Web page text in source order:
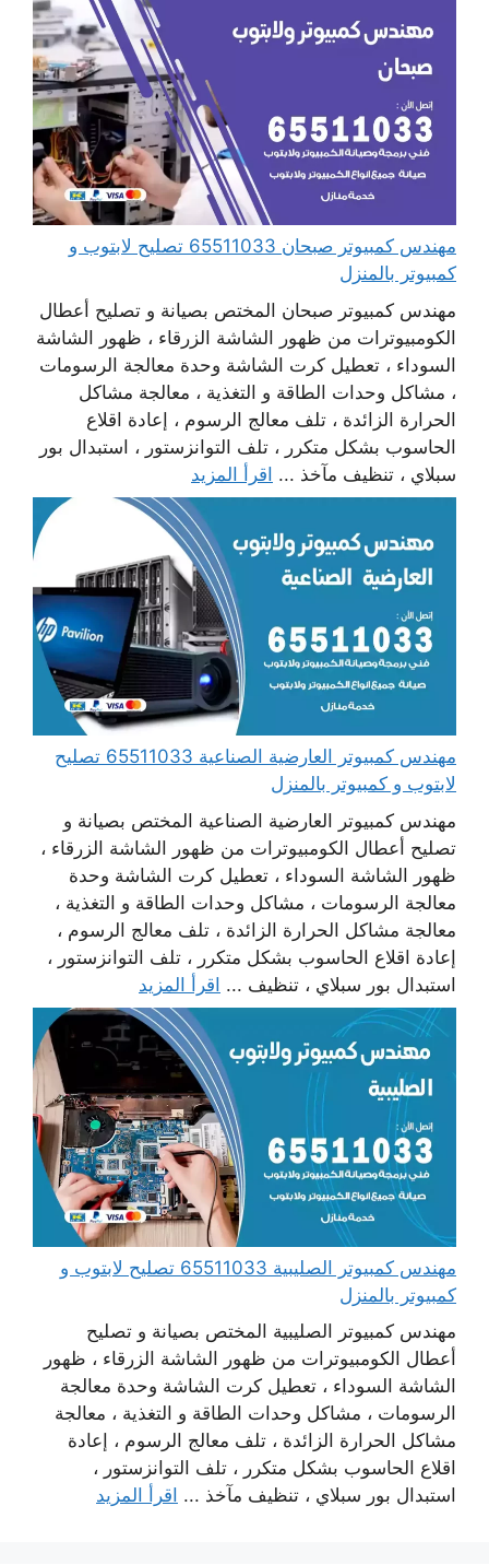
مهندس كمبيوتر صبحان 65511033 تصليح لابتوب و
كمبيوتر بالمنزل
مهندس كمبيوتر صبحان المختص بصيانة و تصليح أعطال
الكومبيوترات من ظهور الشاشة الزرقاء ، ظهور الشاشة
السوداء ، تعطيل كرت الشاشة وحدة معالجة الرسومات
، مشاكل وحدات الطاقة و التغذية ، معالجة مشاكل
الحرارة الزائدة ، تلف معالج الرسوم ، إعادة اقلاع
الحاسوب بشكل متكرر ، تلف التوانزستور ، استبدال بور
سبلاي ، تنظيف مآخذ ... اقرأ المزيد
مهندس كمبيوتر العارضية الصناعية 65511033 تصليح
لابتوب و كمبيوتر بالمنزل
مهندس كمبيوتر العارضية الصناعية المختص بصيانة و
تصليح أعطال الكومبيوترات من ظهور الشاشة الزرقاء ،
ظهور الشاشة السوداء ، تعطيل كرت الشاشة وحدة
معالجة الرسومات ، مشاكل وحدات الطاقة و التغذية ،
معالجة مشاكل الحرارة الزائدة ، تلف معالج الرسوم ،
إعادة اقلاع الحاسوب بشكل متكرر ، تلف التوانزستور ،
استبدال بور سبلاي ، تنظيف ... اقرأ المزيد
مهندس كمبيوتر الصليبية 65511033 تصليح لابتوب و
كمبيوتر بالمنزل
مهندس كمبيوتر الصليبية المختص بصيانة و تصليح
أعطال الكومبيوترات من ظهور الشاشة الزرقاء ، ظهور
الشاشة السوداء ، تعطيل كرت الشاشة وحدة معالجة
الرسومات ، مشاكل وحدات الطاقة و التغذية ، معالجة
مشاكل الحرارة الزائدة ، تلف معالج الرسوم ، إعادة
اقلاع الحاسوب بشكل متكرر ، تلف التوانزستور ،
استبدال بور سبلاي ، تنظيف مآخذ ... اقرأ المزيد